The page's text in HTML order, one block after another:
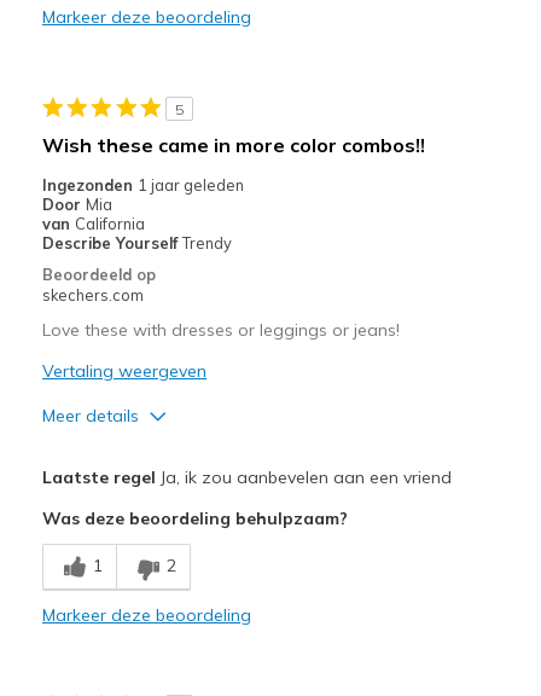
Going Out
Width
Sizing
Feels true to size
View On Shoes
Markeer deze beoordeling
5
Wish these came in more color combos!!
Ingezonden 1 jaar geleden
Door Mia
van California
Describe YourselfTrendy
Beoordeeld op
skechers.com
Love these with dresses or leggings or jeans!
Vertaling weergeven
Meer details
Stylish
Beste toepassingen
Casual Wear
Laatste regel Ja, ik zou aanbevelen aan een vriend
Was deze beoordeling behulpzaam?
1 2
Markeer deze beoordeling